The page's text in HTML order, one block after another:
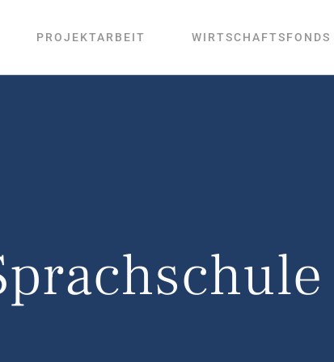
PROJEKTARBEIT WIRTSCHAFTSFONDS